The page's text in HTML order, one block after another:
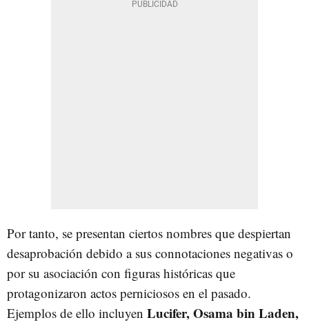
Por tanto, se presentan ciertos nombres que despiertan
desaprobación debido a sus connotaciones negativas o
por su asociación con figuras históricas que
protagonizaron actos perniciosos en el pasado.
Ejemplos de ello incluyen Lucifer, Osama bin Laden,